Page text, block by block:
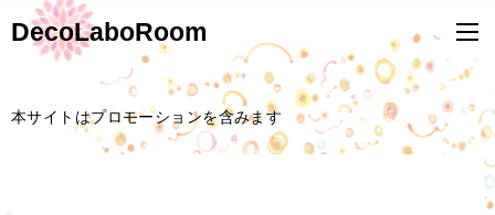
DecoLaboRoom
本サイトはプロモーションを含みます